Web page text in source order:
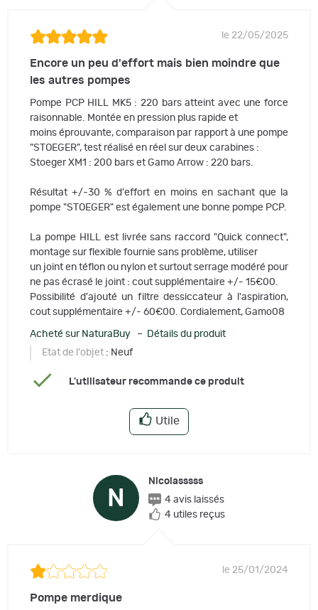
le 22/05/2025
Encore un peu d'effort mais bien moindre que
les autres pompes
Pompe PCP HILL MK5 : 220 bars atteint avec une force
raisonnable. Montée en pression plus rapide et
moins éprouvante, comparaison par rapport à une pompe
"STOEGER", test réalisé en réel sur deux carabines :
Stoeger XM1 : 200 bars et Gamo Arrow : 220 bars.
Résultat +/-30 % d'effort en moins en sachant que la
pompe "STOEGER" est également une bonne pompe PCP.
La pompe HILL est livrée sans raccord "Quick connect",
montage sur flexible fournie sans problème, utiliser
un joint en téflon ou nylon et surtout serrage modéré pour
ne pas écrasé le joint : cout supplémentaire +/- 15€00.
Possibilité d'ajouté un filtre dessiccateur à l'aspiration,
cout supplémentaire +/- 60€00. Cordialement, Gamo08
Acheté sur NaturaBuy – Détails du produit
Etat de l'objet : Neuf
L'utilisateur recommande ce produit
Utile
N
Nicolasssss
4 avis laissés
4 utiles reçus
le 25/01/2024
Pompe merdique